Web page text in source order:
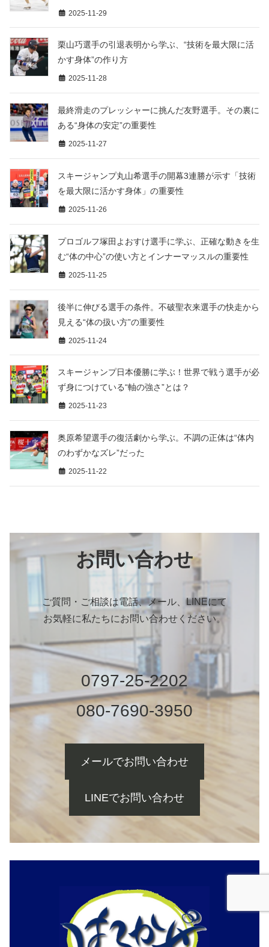
2025-11-29
栗山巧選手の引退表明から学ぶ、“技術を最大限に活
かす身体”の作り方
2025-11-28
最終滑走のプレッシャーに挑んだ友野選手。その裏に
ある“身体の安定”の重要性
2025-11-27
スキージャンプ丸山希選手の開幕3連勝が示す「技術
を最大限に活かす身体」の重要性
2025-11-26
プロゴルフ塚田よおすけ選手に学ぶ、正確な動きを生
む“体の中心”の使い方とインナーマッスルの重要性
2025-11-25
後半に伸びる選手の条件。不破聖衣来選手の快走から
見える“体の扱い方”の重要性
2025-11-24
スキージャンプ日本優勝に学ぶ！世界で戦う選手が必
ず身につけている“軸の強さ”とは？
2025-11-23
奥原希望選手の復活劇から学ぶ。不調の正体は“体内
のわずかなズレ”だった
2025-11-22
お問い合わせ
ご質問・ご相談は電話、メール、LINEにて
お気軽に私たちにお問い合わせください。
0797-25-2202
080-7690-3950
メールでお問い合わせ
LINEでお問い合わせ